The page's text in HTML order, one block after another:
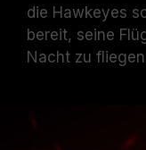
die Hawkeyes
bereit, seine
Nacht zu